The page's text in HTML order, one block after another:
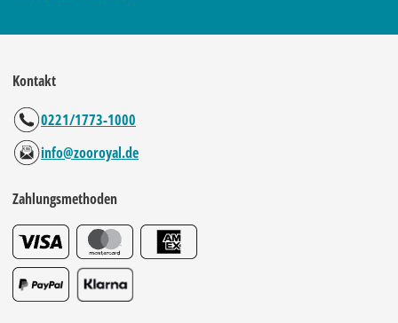
Kontakt
0221/1773-1000
info@zooroyal.de
Zahlungsmethoden